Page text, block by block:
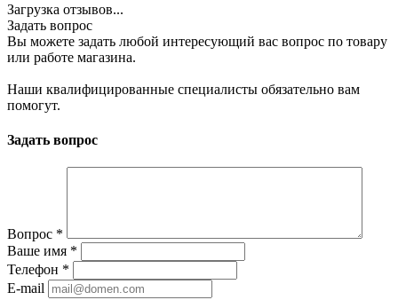
Загрузка отзывов...
Задать вопрос
Вы можете задать любой интересующий вас вопрос по товару
или работе магазина.
Наши квалифицированные специалисты обязательно вам
помогут.
Задать вопрос
Вопрос *
Ваше имя *
Телефон *
E-mail